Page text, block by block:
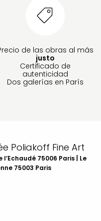
de las obras al más
justo
Certificado de
autenticidad
Dos galerías en París
Poliakoff Fine Art
75006 Paris | Le
75003 Paris